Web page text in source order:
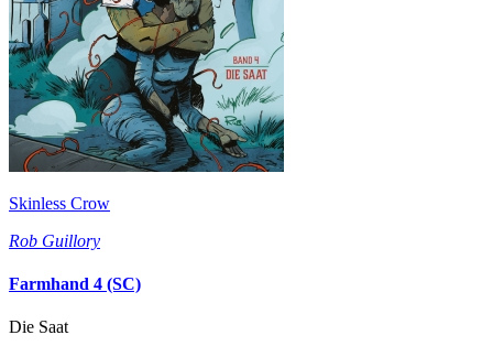
Skinless Crow
Rob Guillory
Farmhand 4 (SC)
Die Saat